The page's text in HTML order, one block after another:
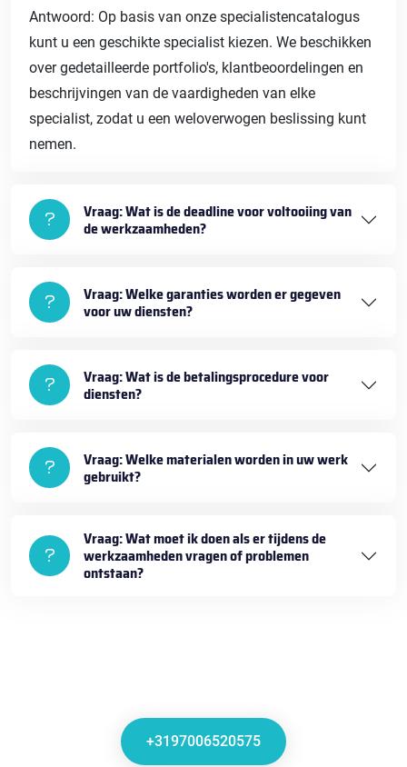
Antwoord: Op basis van onze specialistencatalogus
kunt u een geschikte specialist kiezen. We beschikken
over gedetailleerde portfolio's, klantbeoordelingen en
beschrijvingen van de vaardigheden van elke
specialist, zodat u een weloverwogen beslissing kunt
nemen.
Vraag: Wat is de deadline voor voltooiing van
de werkzaamheden?
Vraag: Welke garanties worden er gegeven
voor uw diensten?
Vraag: Wat is de betalingsprocedure voor
diensten?
Vraag: Welke materialen worden in uw werk
gebruikt?
Vraag: Wat moet ik doen als er tijdens de
werkzaamheden vragen of problemen
ontstaan?
+3197006520575